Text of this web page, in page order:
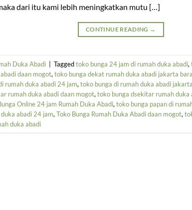
dari itu kami lebih meningkatkan mutu […]
CONTINUE READING →
Duka Abadi | Taggedtoko bunga 24 jam di rumah duka abadi,
daan mogot, toko bunga dekat rumah duka abadi jakarta
rumah duka abadi 24 jam, toko bunga di rumah duka abadi
rumah duka abadi daan mogot, toko bunga dsekitar rumah duka
Online 24 jam Rumah Duka Abadi, toko bunga papan di
abadi 24 jam, Toko Bunga Rumah Duka Abadi daan mogot,
duka abadi